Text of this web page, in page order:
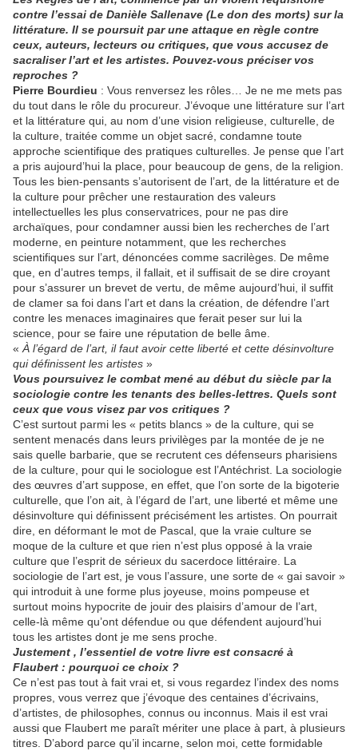
contre l’essai de Danièle Sallenave (Le don des morts) sur la
littérature. Il se poursuit par une attaque en règle contre
ceux, auteurs, lecteurs ou critiques, que vous accusez de
sacraliser l’art et les artistes. Pouvez-vous préciser vos
reproches ?
Pierre Bourdieu : Vous renversez les rôles… Je ne me mets pas
du tout dans le rôle du procureur. J’évoque une littérature sur l’art
et la littérature qui, au nom d’une vision religieuse, culturelle, de
la culture, traitée comme un objet sacré, condamne toute
approche scientifique des pratiques culturelles. Je pense que l’art
a pris aujourd’hui la place, pour beaucoup de gens, de la religion.
Tous les bien-pensants s’autorisent de l’art, de la littérature et de
la culture pour prêcher une restauration des valeurs
intellectuelles les plus conservatrices, pour ne pas dire
archaïques, pour condamner aussi bien les recherches de l’art
moderne, en peinture notamment, que les recherches
scientifiques sur l’art, dénoncées comme sacrilèges. De même
que, en d’autres temps, il fallait, et il suffisait de se dire croyant
pour s’assurer un brevet de vertu, de même aujourd’hui, il suffit
de clamer sa foi dans l’art et dans la création, de défendre l’art
contre les menaces imaginaires que ferait peser sur lui la
science, pour se faire une réputation de belle âme.
« À l’égard de l’art, il faut avoir cette liberté et cette désinvolture
qui définissent les artistes »
Vous poursuivez le combat mené au début du siècle par la
sociologie contre les tenants des belles-lettres. Quels sont
ceux que vous visez par vos critiques ?
C’est surtout parmi les « petits blancs » de la culture, qui se
sentent menacés dans leurs privilèges par la montée de je ne
sais quelle barbarie, que se recrutent ces défenseurs pharisiens
de la culture, pour qui le sociologue est l’Antéchrist. La sociologie
des œuvres d’art suppose, en effet, que l’on sorte de la bigoterie
culturelle, que l’on ait, à l’égard de l’art, une liberté et même une
désinvolture qui définissent précisément les artistes. On pourrait
dire, en déformant le mot de Pascal, que la vraie culture se
moque de la culture et que rien n’est plus opposé à la vraie
culture que l’esprit de sérieux du sacerdoce littéraire. La
sociologie de l’art est, je vous l’assure, une sorte de « gai savoir »
qui introduit à une forme plus joyeuse, moins pompeuse et
surtout moins hypocrite de jouir des plaisirs d’amour de l’art,
celle-là même qu’ont défendue ou que défendent aujourd’hui
tous les artistes dont je me sens proche.
Justement , l’essentiel de votre livre est consacré à
Flaubert : pourquoi ce choix ?
Ce n’est pas tout à fait vrai et, si vous regardez l’index des noms
propres, vous verrez que j’évoque des centaines d’écrivains,
d’artistes, de philosophes, connus ou inconnus. Mais il est vrai
aussi que Flaubert me paraît mériter une place à part, à plusieurs
titres. D’abord parce qu’il incarne, selon moi, cette formidable